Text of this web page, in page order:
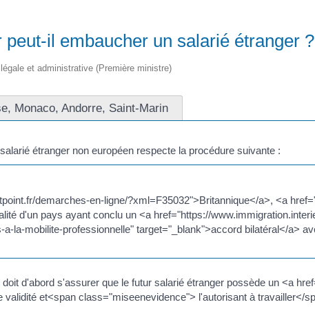
il embaucher un salarié étranger ?
et administrative (Première ministre)
Monaco, Andorre, Saint-Marin
étranger non européen respecte la procédure suivante :
demarches-en-ligne/?xml=F35032">Britannique</a>, <a
d'un pays ayant conclu un <a href="https://
la-mobilite-professionnelle" target="_blank">accord bilatéral</a>
d'abord s'assurer que le futur salarié étranger possède un <a
et<span class="miseenevidence"> l'autorisant à travailler</